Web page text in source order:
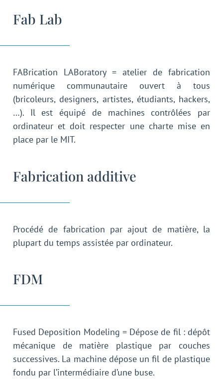
Fab Lab
FABrication LABoratory = atelier de fabrication
numérique communautaire ouvert à tous
(bricoleurs, designers, artistes, étudiants, hackers,
…). Il est équipé de machines contrôlées par
ordinateur et doit respecter une charte mise en
place par le MIT.
Fabrication additive
Procédé de fabrication par ajout de matière, la
plupart du temps assistée par ordinateur.
FDM
Fused Deposition Modeling = Dépose de fil : dépôt
mécanique de matière plastique par couches
successives. La machine dépose un fil de plastique
fondu par l’intermédiaire d’une buse.